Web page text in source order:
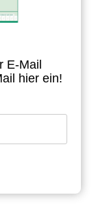
E-Mail
hier ein!